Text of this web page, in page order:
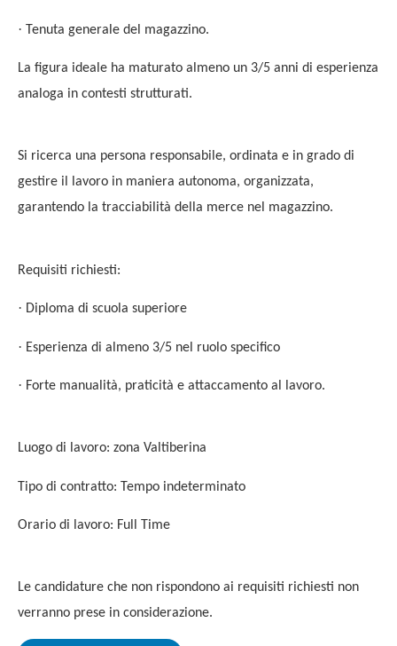
· Tenuta generale del magazzino.
La figura ideale ha maturato almeno un 3/5 anni di esperienza
analoga in contesti strutturati.
Si ricerca una persona responsabile, ordinata e in grado di
gestire il lavoro in maniera autonoma, organizzata,
garantendo la tracciabilità della merce nel magazzino.
Requisiti richiesti:
· Diploma di scuola superiore
· Esperienza di almeno 3/5 nel ruolo specifico
· Forte manualità, praticità e attaccamento al lavoro.
Luogo di lavoro: zona Valtiberina
Tipo di contratto: Tempo indeterminato
Orario di lavoro: Full Time
Le candidature che non rispondono ai requisiti richiesti non
verranno prese in considerazione.